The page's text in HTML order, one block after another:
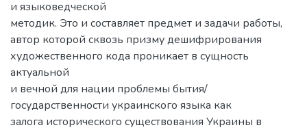
и языковедческой
методик. Это и составляет предмет и задачи работы,
автор которой сквозь призму дешифрирования
художественного кода проникает в сущность
актуальной
и вечной для нации проблемы бытия/
государственности украинского языка как
залога исторического существования Украины в